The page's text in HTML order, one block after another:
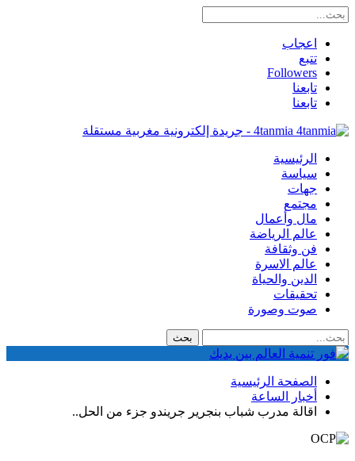
اعجاب
تتبع
Followers
تابعنا
تابعنا
4tanmia - جريدة إلكترونية مغربية مستقلة
الرئيسية
سياسة
جهات
مجتمع
مال وأعمال
عالم الرياضة
فن وثقافة
عالم الاسرة
الدين والحياة
تحقيقات
صوت وصورة
الصفحة الرئيسية
أخبار الساعة
اقالة مدرب شباب بنجرير جريندو جزء من الحل..